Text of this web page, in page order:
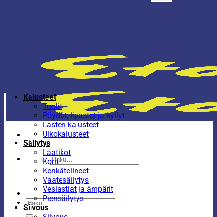
Etsi:
Etsi:
Kalusteet
Tuolit
Pöydät, lipastot ja hyllyt
Lasten kalusteet
Ulkokalusteet
Säilytys
Laatikot
Korit
Kenkätelineet
Vaatesäilytys
Vesiastiat ja ämpärit
Piensäilytys
Siivous